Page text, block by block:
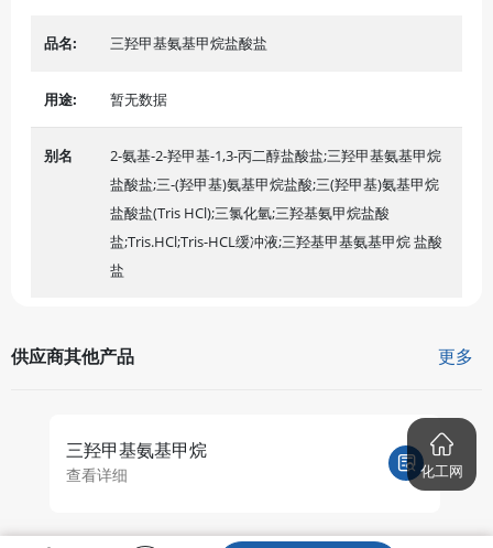
品名: 三羟甲基氨基甲烷盐酸盐
用途: 暂无数据
别名
2-氨基-2-羟甲基-1,3-丙二醇盐酸盐;三羟甲基氨基甲烷
盐酸盐;三-(羟甲基)氨基甲烷盐酸;三(羟甲基)氨基甲烷
盐酸盐(Tris HCl);三氯化氫;三羟基氨甲烷盐酸
盐;Tris.HCl;Tris-HCL缓冲液;三羟基甲基氨基甲烷 盐酸
盐
供应商其他产品 更多
三羟甲基氨基甲烷
查看详细 化工网